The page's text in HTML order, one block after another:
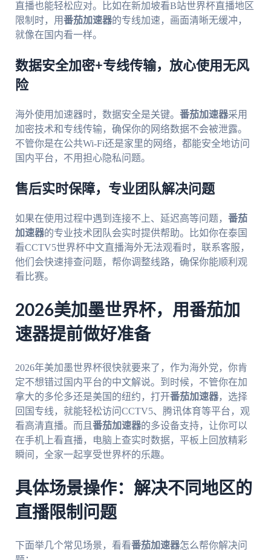
直播也能轻松应对。比如在新加坡看B站世界杯直播地区
限制时，用番茄加速器的专线加速，画面清晰无缓冲，
就像在国内看一样。
数据安全加密+专线传输，放心使用无风
险
海外使用加速器时，数据安全是关键。 番茄加速器采用
加密技术和专线传输，确保你的网络数据不会被泄露。
不管你是在公共Wi-Fi还是家里的网络，都能安全地访问
国内平台，不用担心隐私问题。
售后实时保障，专业团队解决问题
如果在使用过程中遇到连接不上、延迟高等问题， 番茄
加速器的专业技术团队会实时提供帮助。比如你在泰国
看CCTV5世界杯中文直播海外无法观看时，联系客服，
他们会快速排查问题，帮你调整线路，确保你能顺利观
看比赛。
2026美加墨世界杯，用番茄加
速器提前做好准备
2026年美加墨世界杯很快就要来了，作为海外党，你肯
定不想错过国内平台的中文解说。到时候，不管你在加
拿大的多伦多还是美国的纽约，打开番茄加速器，选择
回国专线，就能轻松访问CCTV5、腾讯体育等平台，观
看高清直播。而且 番茄加速器的多设备支持，让你可以
在手机上看直播，电脑上查实时数据，平板上回放精彩
瞬间，全家一起享受世界杯的乐趣。
具体场景操作：解决不同地区的
直播限制问题
下面举几个常见场景，看看番茄加速器怎么帮你解决问